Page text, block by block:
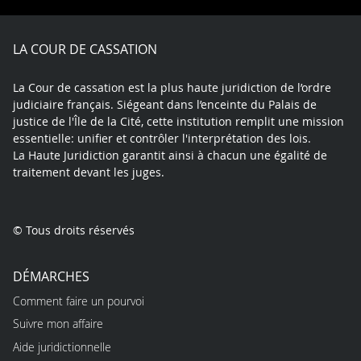
X
FacebookYoutubeLinkedInInstagram
LA COUR DE CASSATION
La Cour de cassation est la plus haute juridiction de l’ordre
judiciaire français. Siégeant dans l’enceinte du Palais de
justice de l'Île de la Cité, cette institution remplit une mission
essentielle: unifier et contrôler l'interprétation des lois.
La Haute Juridiction garantit ainsi à chacun une égalité de
traitement devant les juges.
© Tous droits réservés
DÉMARCHES
Comment faire un pourvoi
Suivre mon affaire
Aide juridictionnelle